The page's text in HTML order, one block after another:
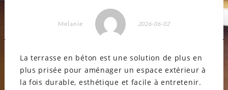
Melanie 2026-06-02
La terrasse en béton est une solution de plus en
plus prisée pour aménager un espace extérieur à
la fois durable, esthétique et facile à entretenir.